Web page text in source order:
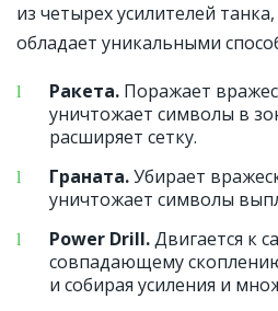
из четырех усилителей
обладает уникальными
Ракета. Поражает
уничтожает символы в
расширяет сетку.
Граната.Убирает
уничтожает символы
Power Drill.Двигается к
совпадающему
и собирая усиления и